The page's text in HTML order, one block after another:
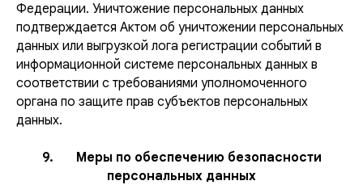
Федерации. Уничтожение персональных данных
подтверждается Актом об уничтожении персональных
данных или выгрузкой лога регистрации событий в
информационной системе персональных данных в
соответствии с требованиями уполномоченного
органа по защите прав субъектов персональных
данных.
9. Меры по обеспечению безопасности
персональных данных